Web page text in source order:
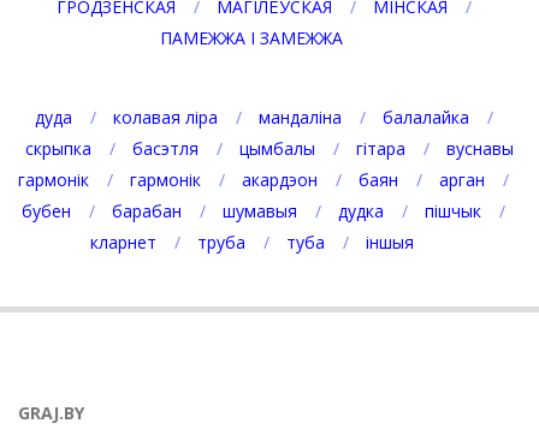
ГРОДЗЕНСКАЯ
МАГІЛЁЎСКАЯ
МІНСКАЯ
ПАМЕЖЖА І ЗАМЕЖЖА
дуда колавая ліра мандаліна
балалайка
скрыпка
басэтля цымбалы гітара
вуснавы
гармонік
гармонік акардэон баян
арган
бубен
барабан шумавыя дудка
пішчык
кларнет
труба туба іншыя
GRAJ.BY